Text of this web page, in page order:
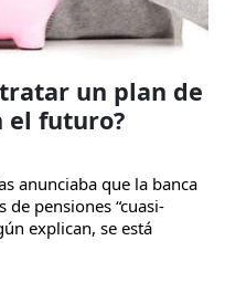
un plan de
el futuro?
anunciaba que la banca
pensiones “cuasi-
explican, se está